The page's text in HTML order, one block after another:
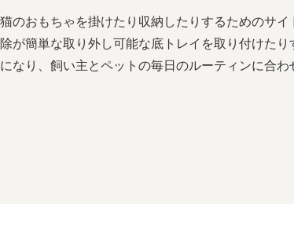
猫のおもちゃを掛けたり収納したりするためのサ
除が簡単な取り外し可能な底トレイを取り付けた
になり、飼い主とペットの毎日のルーティンに合わ